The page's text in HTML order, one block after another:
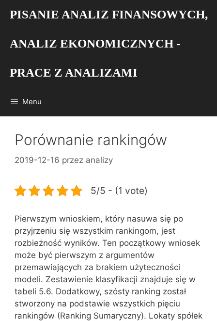
PISANIE ANALIZ FINANSOWYCH,
ANALIZ EKONOMICZNYCH -
PRACE Z ANALIZAMI
Menu
Porównanie rankingów
2019-12-16 przez analizy
5/5 - (1 vote)
Pierwszym wnioskiem, który nasuwa się po
przyjrzeniu się wszystkim rankingom, jest
rozbieżność wyników. Ten początkowy wniosek
może być pierwszym z argumentów
przemawiających za brakiem użyteczności
modeli. Zestawienie klasyfikacji znajduje się w
tabeli 5.6. Dodatkowy, szósty ranking został
stworzony na podstawie wszystkich pięciu
rankingów (Ranking Sumaryczny). Lokaty spółek